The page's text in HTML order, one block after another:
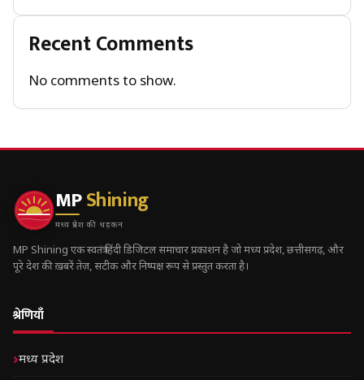
Recent Comments
No comments to show.
MPShining
मध्य प्रदेश की धड़कन
MP Shining एक स्वतंत्र हिंदी डिजिटल समाचार प्रकाशन है जो मध्य प्रदेश, छत्तीसगढ़, और
पूरे देश की ख़बरें तेज़, सटीक और निष्पक्ष रूप से प्रस्तुत करता है।
श्रेणियाँ
मध्य प्रदेश